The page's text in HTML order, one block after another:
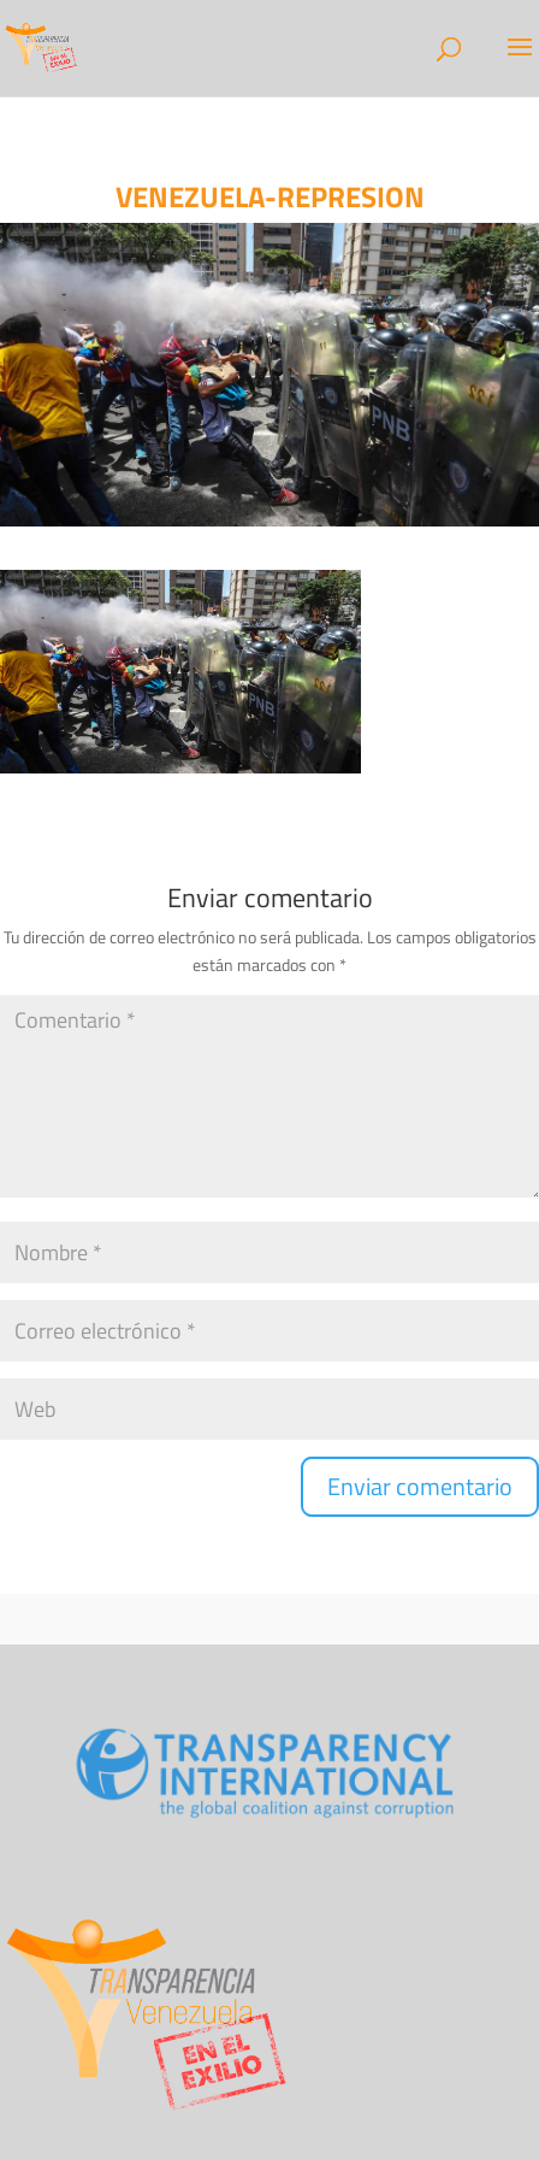
VENEZUELA-REPRESION
Enviar comentario
Tu dirección de correo electrónico no será publicada. Los campos obligatorios
están marcados con *